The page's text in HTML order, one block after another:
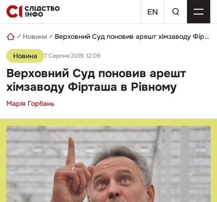
Skip
to
content
EN
пошуковий
запит
Новини Верховний Суд поновив арешт хімзаводу Фірташа в Рівному
Новина 7 Серпня 2019, 12:09
Верховний Суд поновив арешт
хімзаводу Фірташа в Рівному
Марія Горбань